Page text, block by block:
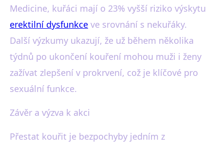
Medicine, kuřáci mají o 23% vyšší riziko výskytu
erektilní dysfunkce ve srovnání s nekuřáky.
Další výzkumy ukazují, že už během několika
týdnů po ukončení kouření mohou muži i ženy
zažívat zlepšení v prokrvení, což je klíčové pro
sexuální funkce.
Závěr a výzva k akci
Přestat kouřit je bezpochyby jedním z